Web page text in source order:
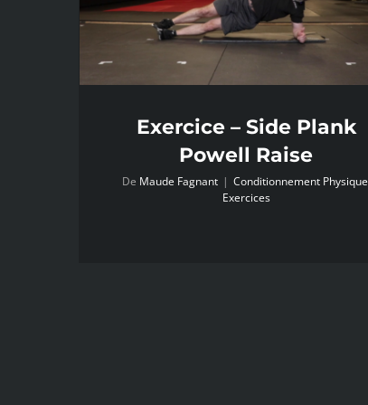
Exercice – Side Plank
Powell Raise
De Maude Fagnant | Conditionnement Physique
Exercices